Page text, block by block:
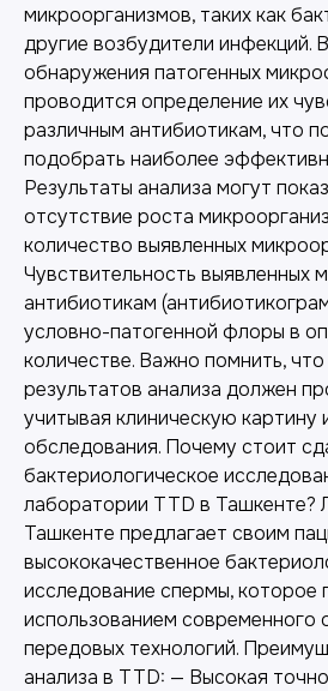
микроорганизмов, таких как
другие возбудители инфекций.
обнаружения патогенных
проводится определение их
различным антибиотикам, что
подобрать наиболее
Результаты анализа могут
отсутствие роста
количество выявленных
Чувствительность выявленных
антибиотикам
условно-патогенной флоры в
количестве. Важно помнить,
результатов анализа должен
учитывая клиническую картину
обследования. Почему стоит
бактериологическое
лаборатории TTD в Ташкенте?
Ташкенте предлагает своим
высококачественное
исследование спермы, которое
использованием современного
передовых технологий.
анализа в TTD: — Высокая